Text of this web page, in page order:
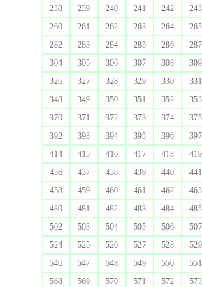
238
239 240 241 242 243
260
261 262 263 264 265
282
283 284 285 286 287
304
305 306 307 308 309
326
327 328 329 330 331
348
349 350 351 352 353
370
371 372 373 374 375
392
393 394 395 396 397
414
415 416 417 418 419
436
437 438 439 440 441
458
459 460 461 462 463
480
481 482 483 484 485
502
503 504 505 506 507
524
525 526 527 528 529
546
547 548 549 550 551
568
569 570 571 572 573